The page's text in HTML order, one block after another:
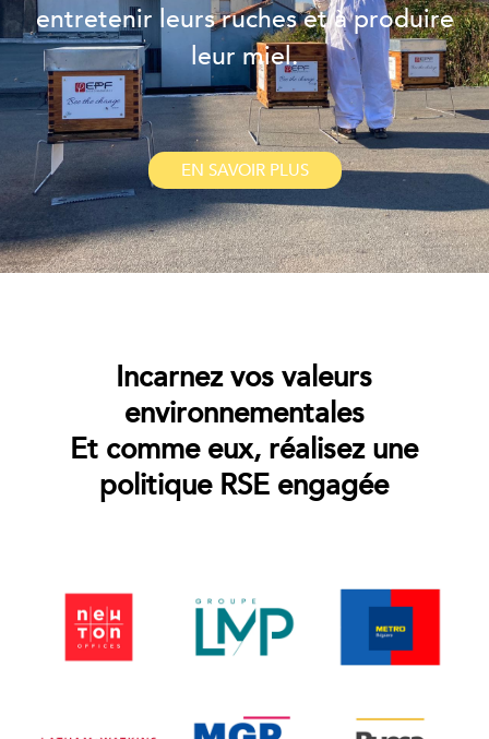
entretenir leurs ruches et à produire
leur miel.
EN SAVOIR PLUS
Incarnez vos valeurs
environnementales
Et comme eux, réalisez une
politique RSE engagée